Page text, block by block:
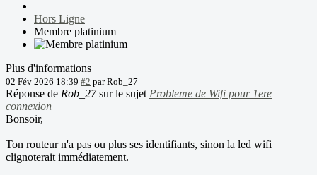
Hors Ligne
Membre platinium
Plus d'informations
02 Fév 2026 18:39 #2 parRob_27
Réponse de Rob_27sur le sujet Probleme de Wifi pour 1ere
connexion
Bonsoir,
Ton routeur n'a pas ou plus ses identifiants, sinon la led wifi
clignoterait immédiatement.